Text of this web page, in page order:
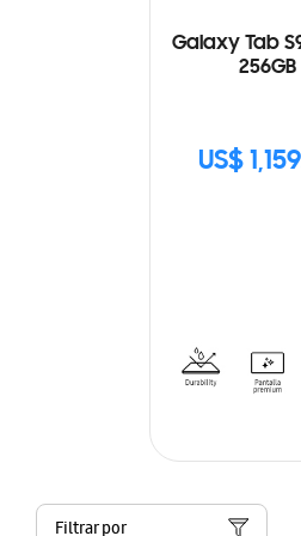
Galaxy Tab
256GB
US$
Filtrar por